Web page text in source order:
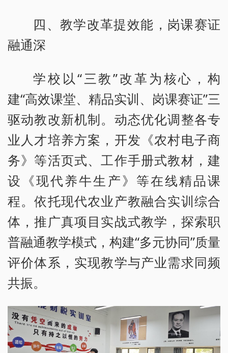
四、教学改革提效能，岗课赛证
融通深
学校以“三教”改革为核心，构
建“高效课堂、精品实训、岗课赛证”三
驱动教改新机制。动态优化调整各专
业人才培养方案，开发《农村电子商
务》等活页式、工作手册式教材，建
设《现代养牛生产》等在线精品课
程。依托现代农业产教融合实训综合
体，推广真项目实战式教学，探索职
普融通教学模式，构建“多元协同”质量
评价体系，实现教学与产业需求同频
共振。